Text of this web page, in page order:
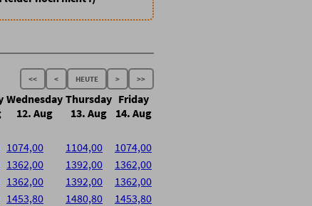
>>
>
HEUTE
<
<<
Wednesday
12. Aug
Thursday
13. Aug
Friday
14. Aug
1074,00 1104,00
1074,00
1362,00 1392,00
1362,00
1362,00 1392,00
1362,00
1453,80 1480,80 1453,80